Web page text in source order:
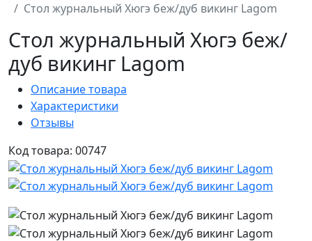
Стол журнальный Хюгэ беж/дуб викинг Lagom
Стол журнальный Хюгэ беж/
дуб викинг Lagom
Описание товара
Характеристики
Отзывы
Код товара: 00747